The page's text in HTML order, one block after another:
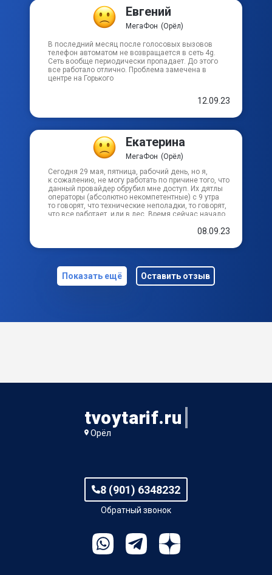
Евгений
МегаФон (Орёл)
В последний месяц после голосовых вызовов
телефон автоматом не возвращается в сеть 4g.
Сеть вообще периодически пропадает. До этого
все работало отлично. Проблема замечена в
центре на Горького
12.09.23
Екатерина
МегаФон (Орёл)
Сегодня 29 мая, пятница, рабочий день, но я,
к сожалению, не могу работать по причине того, что
данный провайдер обрубил мне доступ. Их дятлы
операторы (абсолютно некомпетентные) с 9 утра
то говорят, что технические неполадки, то говорят,
что все работает, иди в лес. Время сейчас начало
до сих пор не работает. Одна из операторов мне
я с дуру пополнила этим козлам счёт, но интернет
звонить, бесполезно что-либо делать, они ничем
помочь не могут. Что хочу сказать. 1) я обязательно
подам на этих Козлов в суд, я не оставлю это
08.09.23
Показать ещё Оставить отзыв
tvoytarif.ru
Орёл
8 (901) 6348232
Обратный звонок